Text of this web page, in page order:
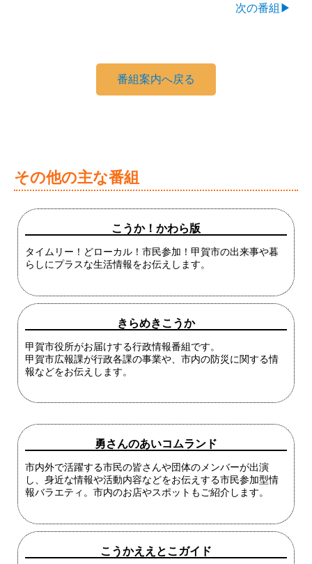
次の番組▶
番組案内へ戻る
その他の主な番組
こうか！かわら版
タイムリー！どローカル！市民参加！甲賀市の出来事や暮
らしにプラスな生活情報をお伝えします。
きらめきこうか
甲賀市役所がお届けする行政情報番組です。
甲賀市広報課が行政各課の事業や、市内の防災に関する情
報などをお伝えします。
勇さんのあいコムランド
市内外で活躍する市民の皆さんや団体のメンバーが出演
し、身近な情報や活動内容などをお伝えする市民参加型情
報バラエティ。市内のお店やスポットもご紹介します。
こうかええとこガイド